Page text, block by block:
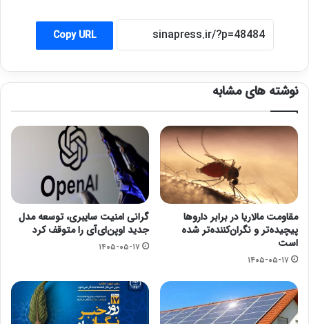
Copy URL
نوشته های مشابه
مقاومت مالاریا در برابر داروها
پیچیده‌تر و نگران‌کننده‌تر شده
است
۱۴۰۵-۰۵-۱۷
گرانی امنیت سایبری، توسعه مدل
جدید اوپن‌ای‌آی را متوقف کرد
۱۴۰۵-۰۵-۱۷